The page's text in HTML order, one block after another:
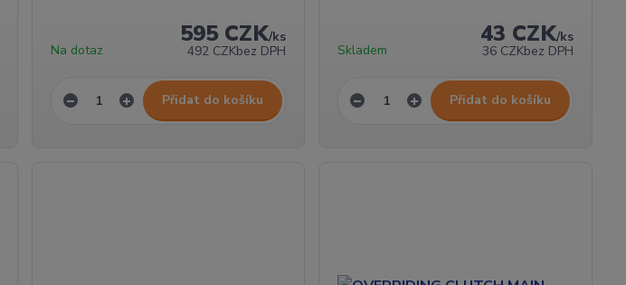
595 CZK/ks
492 CZKbez DPH
Na dotaz
Přidat do košíku
43 CZK/ks
36 CZKbez DPH
Skladem
Přidat do košíku